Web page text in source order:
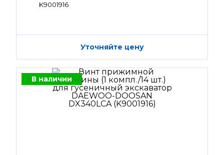
K9001916
Уточняйте цену
В наличии